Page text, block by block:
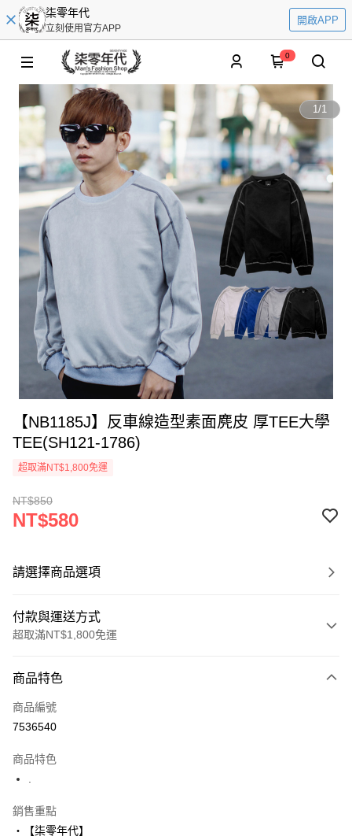
柒零年代
立刻使用官方APP
開啟APP
0
1/1
【NB1185J】反車線造型素面麂皮 厚TEE大學
TEE(SH121-1786)
超取滿NT$1,800免運
NT$850
NT$580
請選擇商品選項
付款與運送方式
超取滿NT$1,800免運
信用卡一次付款
超商取貨付款
街口支付
悠遊付
商品特色
商品編號
7536540
商品特色
銷售重點
‧【柒零年代】